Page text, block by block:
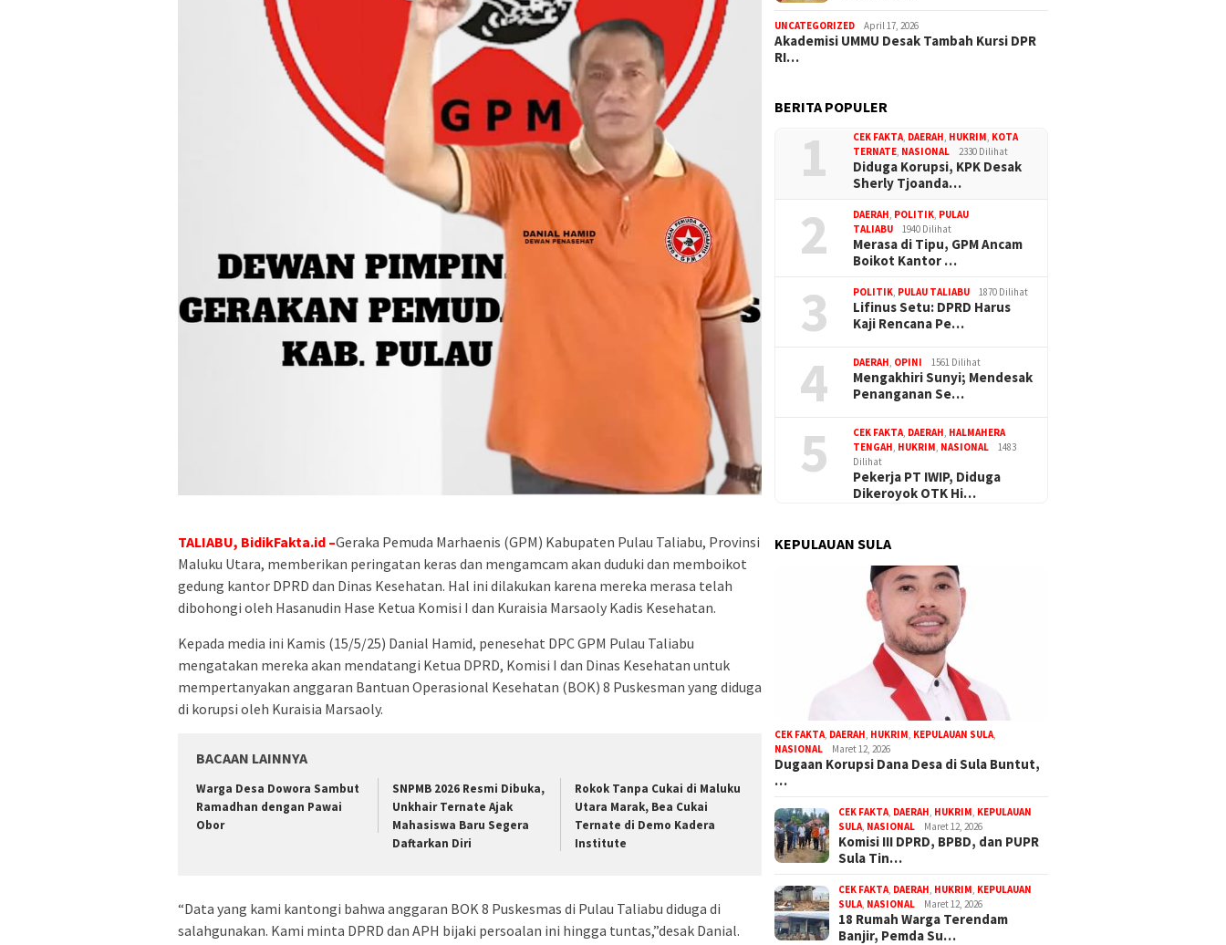
TALIABU, BidikFakta.id –Geraka Pemuda Marhaenis (GPM) Kabupaten Pulau Taliabu, Provinsi
Maluku Utara, memberikan peringatan keras dan mengamcam akan duduki dan memboikot
gedung kantor DPRD dan Dinas Kesehatan. Hal ini dilakukan karena mereka merasa telah
dibohongi oleh Hasanudin Hase Ketua Komisi I dan Kuraisia Marsaoly Kadis Kesehatan.
Kepada media ini Kamis (15/5/25) Danial Hamid, penesehat DPC GPM Pulau Taliabu
mengatakan mereka akan mendatangi Ketua DPRD, Komisi I dan Dinas Kesehatan untuk
mempertanyakan anggaran Bantuan Operasional Kesehatan (BOK) 8 Puskesman yang diduga
di korupsi oleh Kuraisia Marsaoly.
BACAAN LAINNYA
Warga Desa Dowora Sambut
Ramadhan dengan Pawai
Obor
SNPMB 2026 Resmi Dibuka,
Unkhair Ternate Ajak
Mahasiswa Baru Segera
Daftarkan Diri
Rokok Tanpa Cukai di Maluku
Utara Marak, Bea Cukai
Ternate di Demo Kadera
Institute
“Data yang kami kantongi bahwa anggaran BOK 8 Puskesmas di Pulau Taliabu diduga di
salahgunakan. Kami minta DPRD dan APH bijaki persoalan ini hingga tuntas,”desak Danial.
UNCATEGORIZED April 17, 2026
Akademisi UMMU Desak Tambah Kursi DPR
RI…
BERITA POPULER
1 CEK FAKTA DAERAH HUKRIM KOTA
TERNATE NASIONAL 2330 Dilihat
Diduga Korupsi, KPK Desak
Sherly Tjoanda…
2 DAERAH POLITIK PULAU
TALIABU
1940 Dilihat
Merasa di Tipu, GPM Ancam
Boikot Kantor …
3 POLITIK PULAU TALIABU 1870 Dilihat
Lifinus Setu: DPRD Harus
Kaji Rencana Pe…
4 DAERAH OPINI 1561 Dilihat
Mengakhiri Sunyi; Mendesak
Penanganan Se…
5 CEK FAKTA DAERAH HALMAHERA
TENGAH HUKRIM NASIONAL
1483
Dilihat
Pekerja PT IWIP, Diduga
Dikeroyok OTK Hi…
KEPULAUAN SULA
CEK FAKTA DAERAH HUKRIM KEPULAUAN SULA
NASIONAL
Maret 12, 2026
Dugaan Korupsi Dana Desa di Sula Buntut,
…
CEK FAKTA DAERAH HUKRIM KEPULAUAN
SULA NASIONAL Maret 12, 2026
Komisi III DPRD, BPBD, dan PUPR
Sula Tin…
CEK FAKTA DAERAH HUKRIM KEPULAUAN
SULA NASIONAL Maret 12, 2026
18 Rumah Warga Terendam
Banjir, Pemda Su…